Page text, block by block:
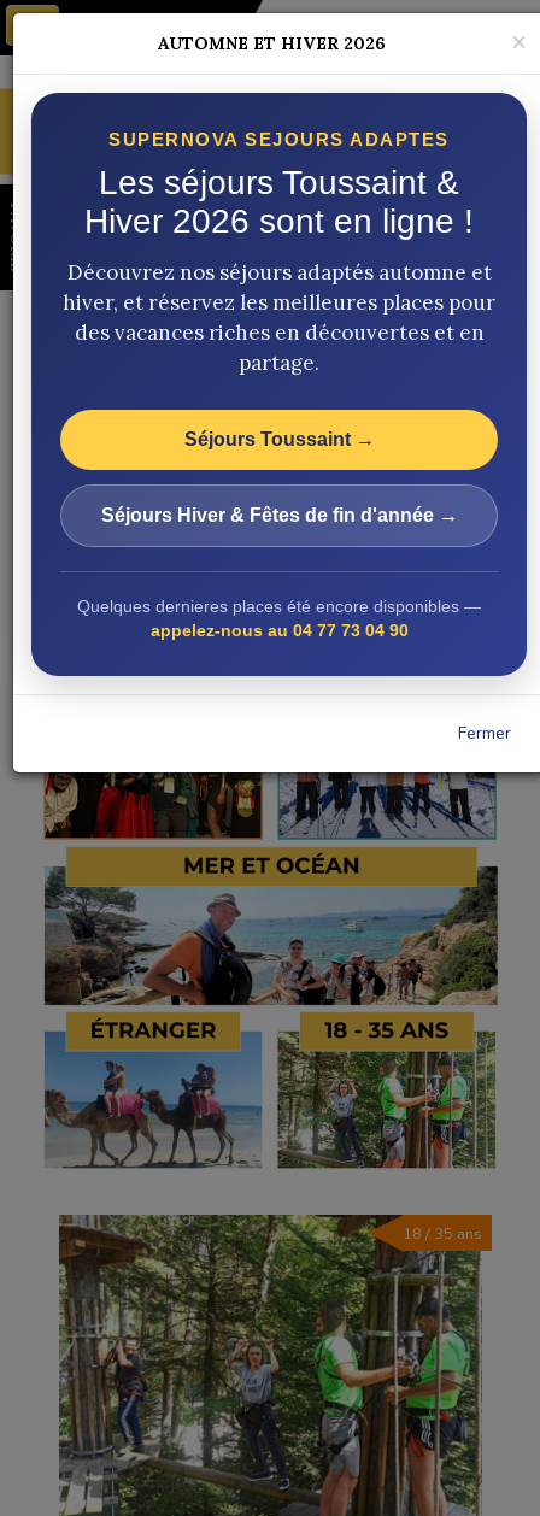
04.77.73.04.90
FAVORIS
×
AUTOMNE ET HIVER 2026
SUPERNOVA SEJOURS ADAPTES
Les séjours Toussaint &
Hiver 2026 sont en ligne !
Découvrez nos séjours adaptés automne et
hiver, et réservez les meilleures places pour
des vacances riches en découvertes et en
partage.
Séjours Toussaint →
Séjours Hiver & Fêtes de fin d'année →
Quelques dernieres places été encore disponibles —
appelez-nous au 04 77 73 04 90
Fermer
Vacances adaptéesen France et à
l'étranger pouradultes en situation de
handicap mental ou psychique.
partage etvacances sereines
Découvrez dès maintenant notre
séjours adaptés 2026:été, automne et
hiver
sont ouverts à la réservation. Des
séjours accessibles, pensés pour tous les
niveaux d’autonomie, pour vivre un
maximum de liberté, de partage et de
18 / 35 ans